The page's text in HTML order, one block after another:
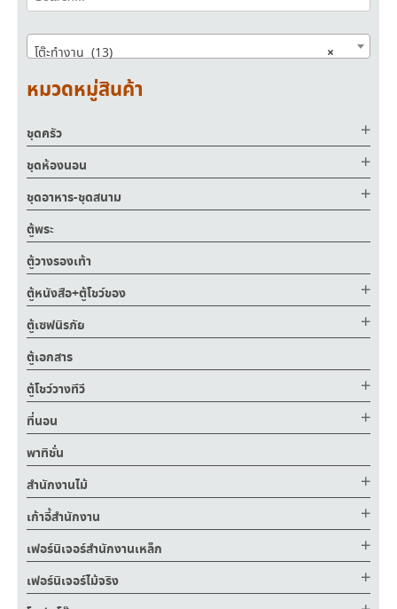
×
โต๊ะทำงาน (13)
หมวดหมู่สินค้า
ชุดครัว
ชุดห้องนอน
ชุดอาหาร-ชุดสนาม
ตู้พระ
ตู้วางรองเท้า
ตู้หนังสือ+ตู้โชว์ของ
ตู้เซฟนิรภัย
ตู้เอกสาร
ตู้โชว์วางทีวี
ที่นอน
พาทิชั่น
สำนักงานไม้
เก้าอี้สำนักงาน
เฟอร์นิเจอร์สำนักงานเหล็ก
เฟอร์นิเจอร์ไม้จริง